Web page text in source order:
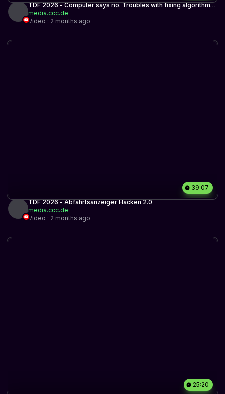
TDF 2026 - Computer says no. Troubles with fixing algorithmic
decision-making.
media.ccc.de
Video · 2 months ago
39:07
TDF 2026 - Abfahrtsanzeiger Hacken 2.0
media.ccc.de
Video · 2 months ago
25:20